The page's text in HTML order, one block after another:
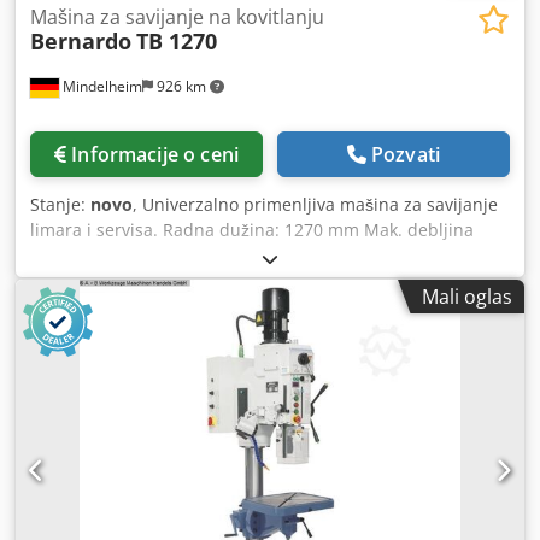
Mindelheim 926 km
Mašina za savijanje na kovitlanju
BernardoTB 1270
Informacije o ceni Pozvati
Stanje: novo, Univerzalno primenljiva mašina za savijanje
limara i servisa. Radna dužina: 1270 mm Mak. debljina
lima (400 N / mm²): 2,0 mm Maks. širina otvaranja: 45 mm
Ugao savijanja: 0 - 135° Širina: 1620 mm Dubina *: 1115
mm Visina: 1150 mm Težina cca.: 340 kg * sa zadnjim
kolosekom Karakteristike: - Univerzalno primenljiva mašina
za savijanje za limarske i servisne radionice - Robusna
konstrukcija u modernom dizajnu - Lako podešavanje
gornjeg snopa pomoću nožne pedale, ruke su slobodne za
radnog predmeta - Ručna mašina za savijanje za
standardne zadatke savijanja - Segmentirani gornji snop
za veliki broj mogućnosti savijanja - Optimalan odnos cena
i performanse - Brz i jednostavan proces savijanja pomoću
pramčane ručke - Lako podešavanje donjeg snopa na
Mali oglas